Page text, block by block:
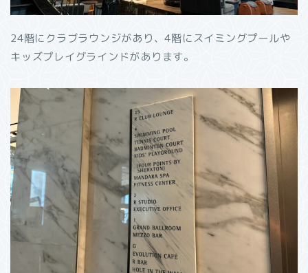
24階にクラブラウンジがあり、4階にスイミングプールや
キッズプレイグラインドがあります。